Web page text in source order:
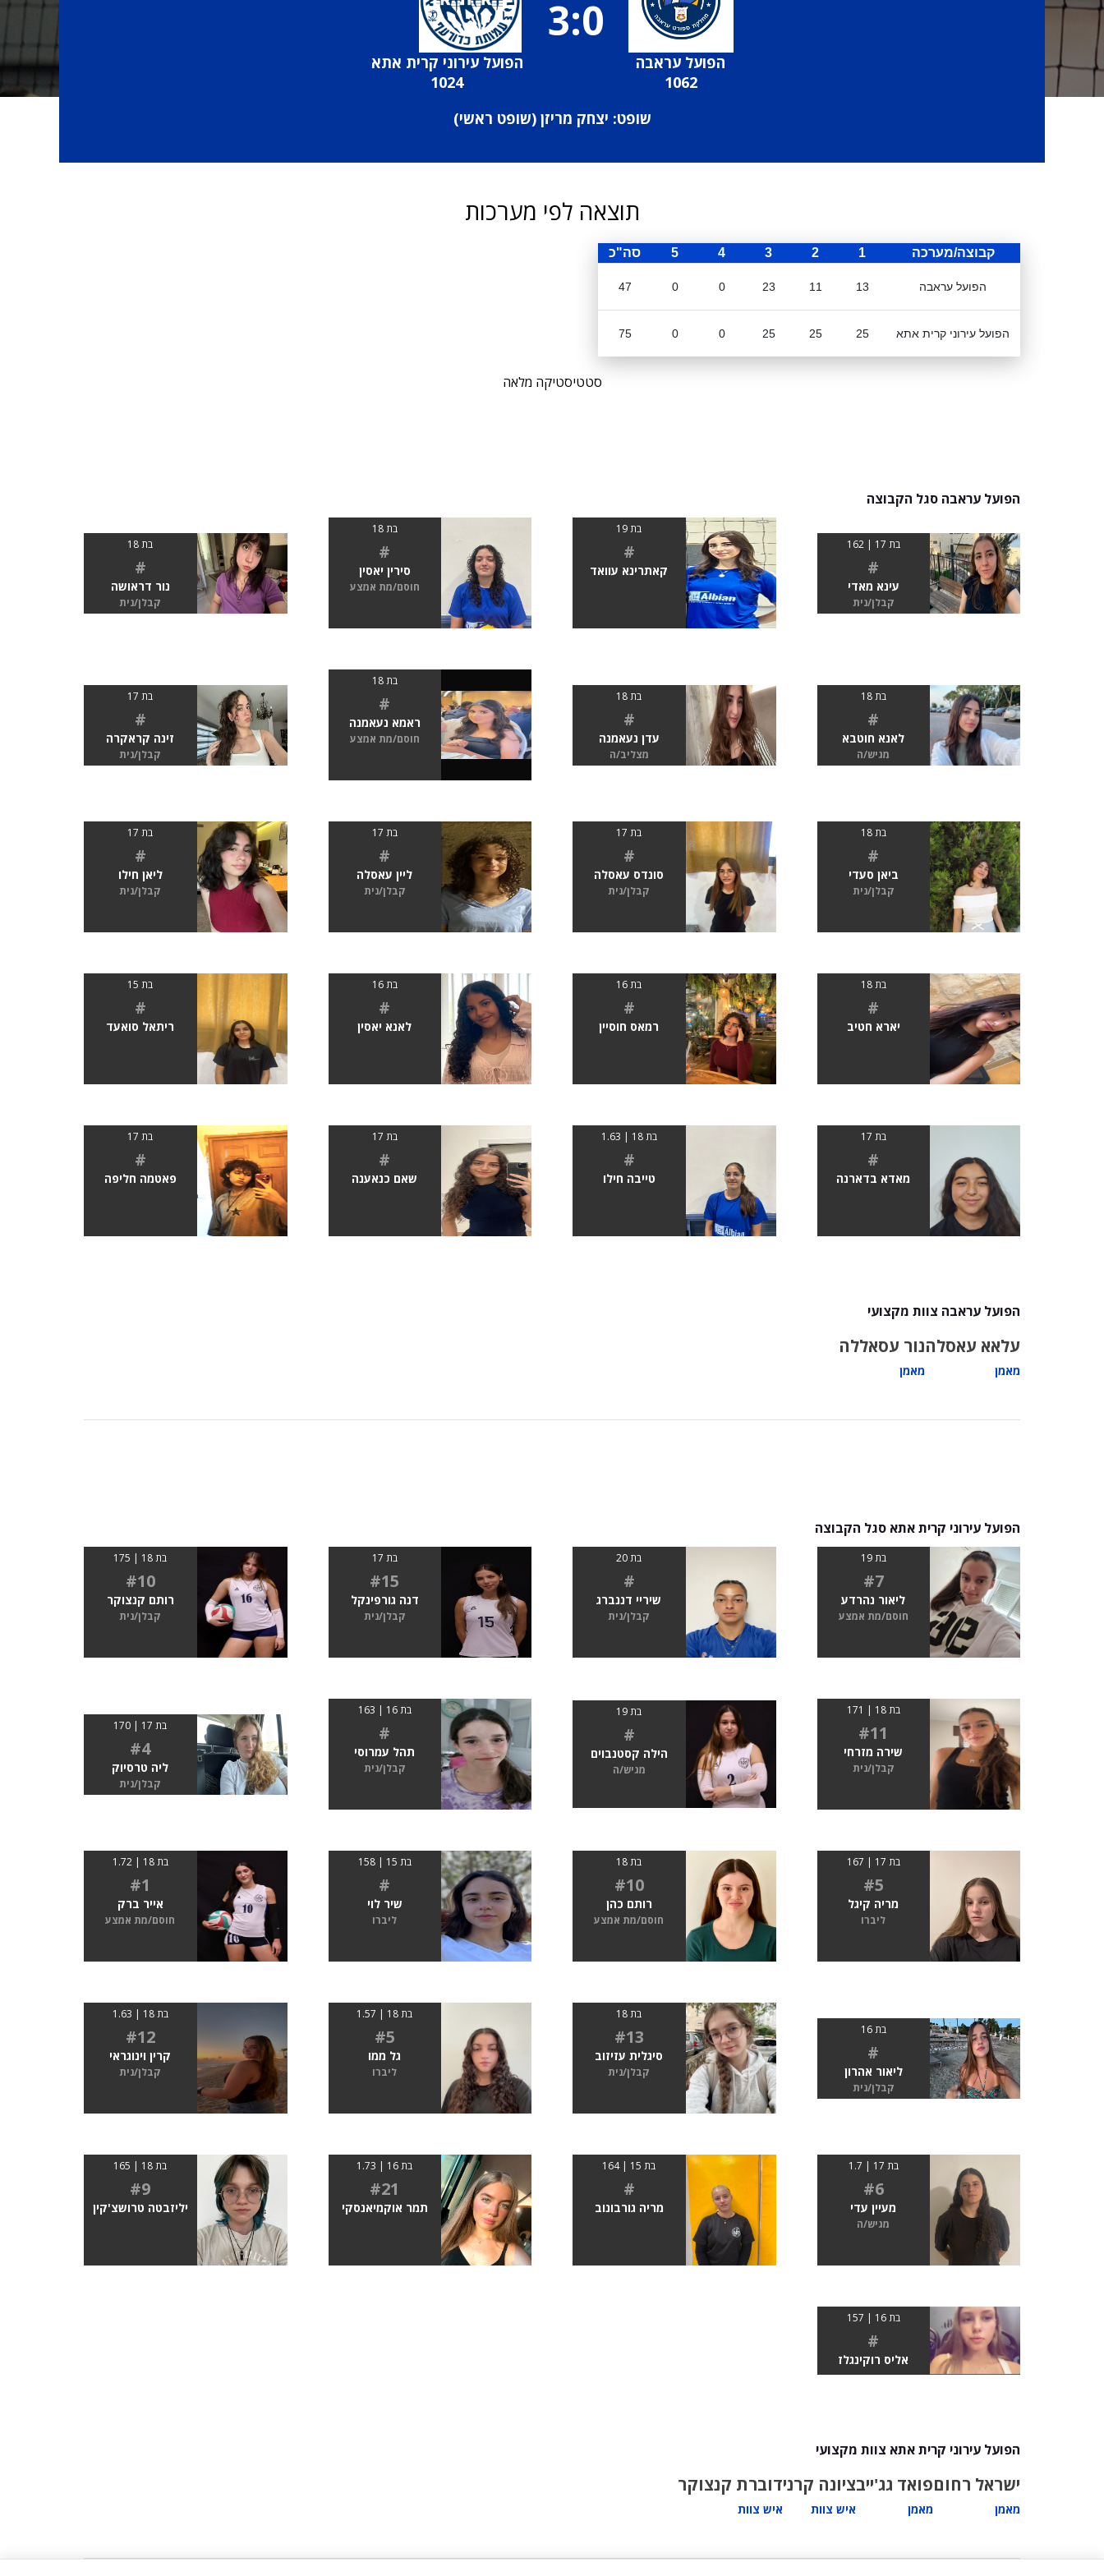
הפועל עראבה
1062
3:0
הפועל עירוני קרית אתא
1024
שופט: יצחק מריזן (שופט ראשי)
תוצאה לפי מערכות
קבוצה/מערכה 1
2
3
4
5 סה"כ
הפועל עראבה 13
11
23
0
0
47
הפועל עירוני קרית אתא 25
25
25
0
0
75
סטטיסטיקה מלאה
הפועל עראבה סגל הקבוצה
בת 17 | 162
#
עינא מאדי
קבלן/נית
בת 19
#
קאתרינא עוואד
בת 18
#
סירין יאסין
חוסם/מת אמצע
בת 18
#
נור דראושה
קבלן/נית
בת 18
#
לאנא חוטבא
מגיש/ה
בת 18
#
עדן נעאמנה
מצליב/ה
בת 18
#
ראמא נעאמנה
חוסם/מת אמצע
בת 17
#
זינה קראקרה
קבלן/נית
בת 18
#
ביאן סעדי
קבלן/נית
בת 17
#
סונדס עאסלה
קבלן/נית
בת 17
#
ליין עאסלה
קבלן/נית
בת 17
#
ליאן חילו
קבלן/נית
בת 18
#
יארא חטיב
בת 16
#
רמאס חוסיין
בת 16
#
לאנא יאסין
בת 15
#
ריתאל סואעד
בת 17
#
מאדא בדארנה
בת 18 | 1.63
#
טייבה חילו
בת 17
#
שאם כנאענה
בת 17
#
פאטמה חליפה
הפועל עראבה צוות מקצועי
עלאא עאסלה
מאמן
נור עסאללה
מאמן
הפועל עירוני קרית אתא סגל הקבוצה
בת 19
#7
ליאור נהרדע
חוסם/מת אמצע
בת 20
#
שיריי דננברג
קבלן/נית
בת 17
#15
דנה גורפינקל
קבלן/נית
בת 18 | 175
#10
רותם קנצוקר
קבלן/נית
בת 18 | 171
#11
שירה מזרחי
קבלן/נית
בת 19
#
הילה קסטנבוים
מגיש/ה
בת 16 | 163
#
תהל עמרוסי
קבלן/נית
בת 17 | 170
#4
ליה טרסיוק
קבלן/נית
בת 17 | 167
#5
מריה קיגל
ליברו
בת 18
#10
רותם כהן
חוסם/מת אמצע
בת 15 | 158
#
שיר לוי
ליברו
בת 18 | 1.72
#1
אייר ברק
חוסם/מת אמצע
בת 16
#
ליאור אהרון
קבלן/נית
בת 18
#13
סיגלית עזיזוב
קבלן/נית
בת 18 | 1.57
#5
גל ממו
ליברו
בת 18 | 1.63
#12
קרין וינוגראי
קבלן/נית
בת 17 | 1.7
#6
מעיין עדי
מגיש/ה
בת 15 | 164
#
מריה גורבונוב
בת 16 | 1.73
#21
תמר אוקמיאנסקי
בת 18 | 165
#9
יליזבטה טרושצ'קין
בת 16 | 157
#
אליס רוקינגלז
הפועל עירוני קרית אתא צוות מקצועי
ישראל רחום
מאמן
פואד גג'ייב
מאמן
ציונה קרני
איש צוות
דוברת קנצוקר
איש צוות